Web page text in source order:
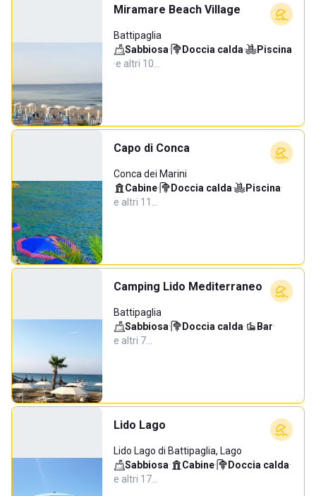
Miramare Beach Village
Battipaglia
Sabbiosa· Doccia calda·
Piscina
·e altri 10…
Capo di Conca
Conca dei Marini
Cabine· Doccia calda· Piscina·
e altri 11…
Camping Lido Mediterraneo
Battipaglia
Sabbiosa· Doccia calda· Bar·
e altri 7…
Lido Lago
Lido Lago di Battipaglia, Lago
Sabbiosa· Cabine· Doccia calda·
e altri 17…